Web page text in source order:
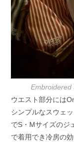
Embroidered
ウエスト部分には
シンプルなスウェ
でS・Mサイズのジ
で着用でき冷房の